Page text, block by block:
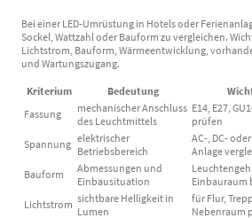
Bei einer LED-Umrüstung in Hotels oder
Sockel, Wattzahl oder Bauform zu vergleichen.
Lichtstrom, Bauform, Wärmeentwicklung,
und Wartungszugang.
Kriterium Bedeutung
Fassung
mechanischer Anschluss
des Leuchtmittels
E14, E27,
prüfen
Spannung elektrischer
Betriebsbereich
AC-, DC-
Anlage
Bauform
Abmessungen und
Einbausituation
Einbauraum
Lichtstrom sichtbare Helligkeit in
Lumen
für Flur,
Nebenraum